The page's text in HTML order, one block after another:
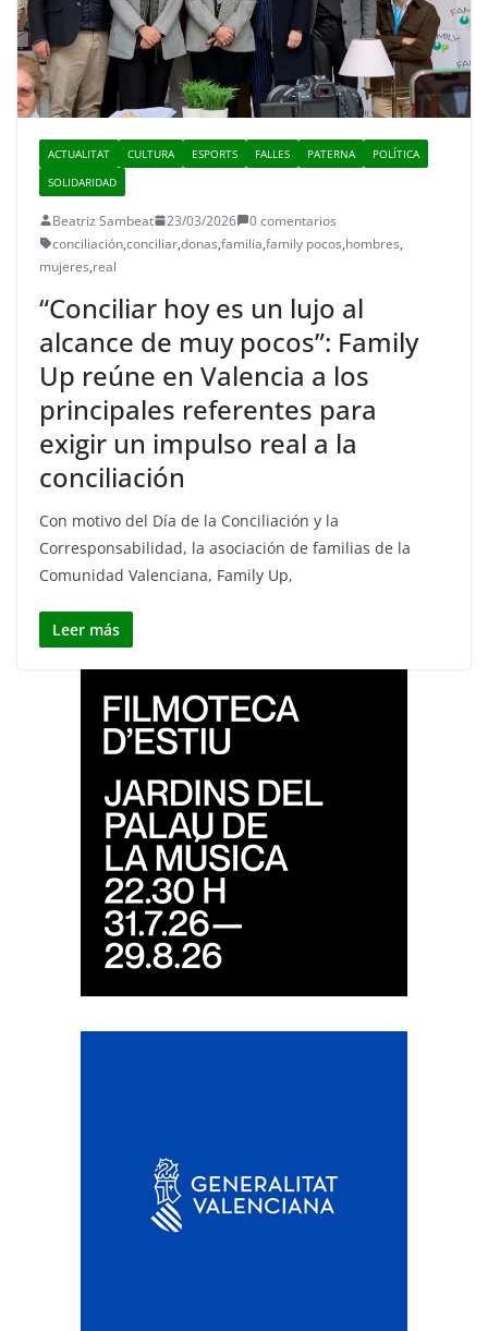
ACTUALITAT CULTURA ESPORTS FALLES PATERNA
POLÍTICA
SOLIDARIDAD
Beatriz Sambeat 23/03/2026
0 comentarios
conciliación,conciliar,donas,familia,family pocos,hombres,
mujeres,real
“Conciliar hoy es un lujo al
alcance de muy pocos”: Family
Up reúne en Valencia a los
principales referentes para
exigir un impulso real a la
conciliación
Con motivo del Día de la Conciliación y la
Corresponsabilidad, la asociación de familias de la
Comunidad Valenciana, Family Up,
Leer más